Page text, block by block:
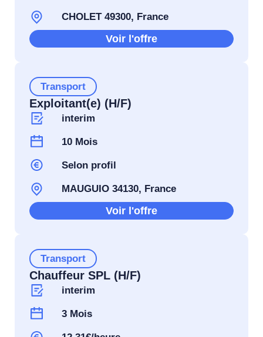
CHOLET 49300, France
Voir l'offre
Transport
Exploitant(e) (H/F)
interim
10 Mois
Selon profil
MAUGUIO 34130, France
Voir l'offre
Transport
Chauffeur SPL (H/F)
interim
3 Mois